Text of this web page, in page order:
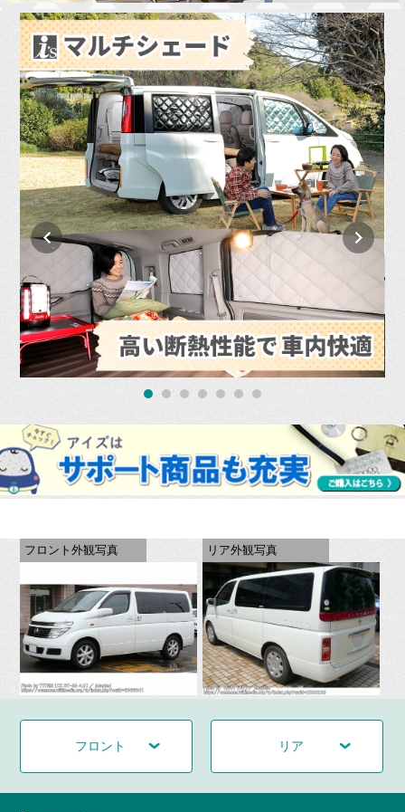
フロント外観写真 リア外観写真
フロント リア